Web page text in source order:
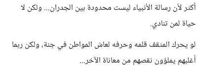
أكثر لأن رسالة الأنبياء ليست محدودة بين الجدران... ولكن لا
حياة لمن تنادي.
​لو يحرك المثقف قلمه وحرفه لعاش المواطن في جنة، ولكن ربما
أغلبهم يملؤون نقصهم من معاناة الآخر...